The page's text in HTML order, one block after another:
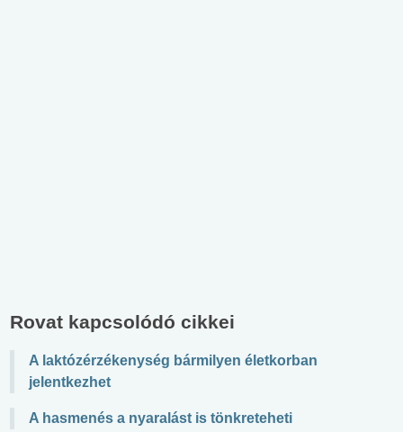
Rovat kapcsolódó cikkei
A laktózérzékenység bármilyen életkorban
jelentkezhet
A hasmenés a nyaralást is tönkreteheti